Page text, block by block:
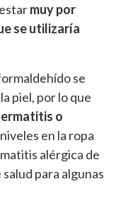
muy por
se utilizaría
se
piel, por lo que
o
en la ropa
alérgica de
para algunas